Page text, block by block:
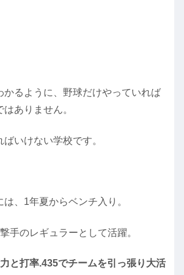
かるように、野球だけやっていれば
ありません。
いけない学校です。
、1年夏からベンチ入り。
手のレギュラーとして活躍。
と打率.435でチームを引っ張り大活